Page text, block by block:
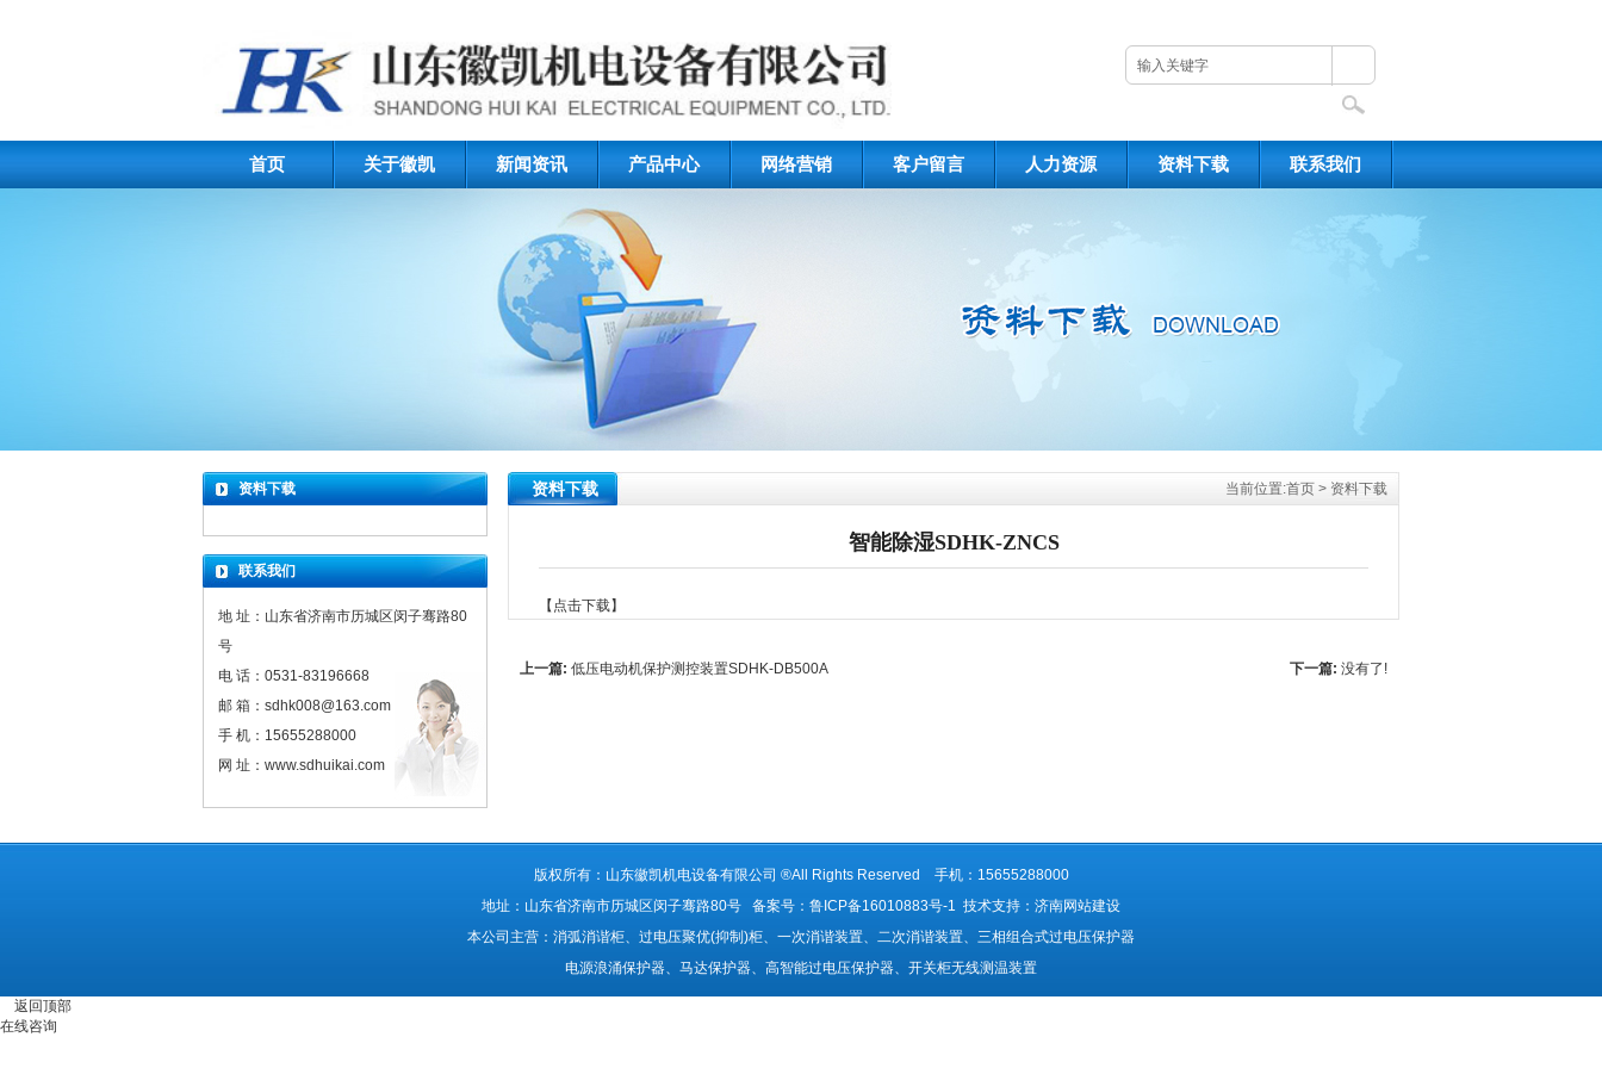
首页 关于徽凯 新闻资讯 产品中心 网络营销 客户留言 人力资源 资料下载 联系我们
资料下载 当前位置:首页 > 资料下载
智能除湿SDHK-ZNCS
【点击下载】
上一篇: 低压电动机保护测控装置SDHK-DB500A 下一篇: 没有了!
资料下载
联系我们
地 址：山东省济南市历城区闵子骞路80
号
电 话：0531-83196668
邮 箱：sdhk008@163.com
手 机：15655288000
网 址：www.sdhuikai.com
版权所有：山东徽凯机电设备有限公司 ®All Rights Reserved 手机：15655288000
地址：山东省济南市历城区闵子骞路80号 备案号：鲁ICP备16010883号-1 技术支持： 济南网站建设
本公司主营：消弧消谐柜、过电压聚优(抑制)柜、一次消谐装置、二次消谐装置、三相组合式过电压保护器
电源浪涌保护器、马达保护器、高智能过电压保护器、开关柜无线测温装置
返回顶部
在线咨询